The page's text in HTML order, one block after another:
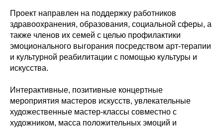
Проект направлен на поддержку работников
здравоохранения, образования, социальной сферы, а
также членов их семей с целью профилактики
эмоционального выгорания посредством арт-терапии
и культурной реабилитации с помощью культуры и
искусства.
Интерактивные, позитивные концертные
мероприятия мастеров искусств, увлекательные
художественные мастер-классы совместно с
художником, масса положительных эмоций и